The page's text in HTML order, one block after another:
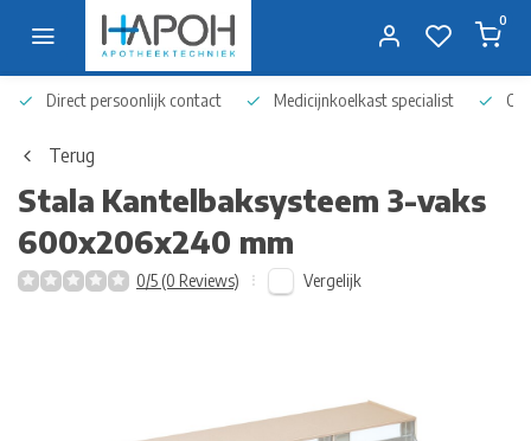
0
Direct persoonlijk contact Medicijnkoelkast specialist Op
Terug
Stala Kantelbaksysteem 3-vaks
600x206x240 mm
0/5 (0 Reviews) Vergelijk